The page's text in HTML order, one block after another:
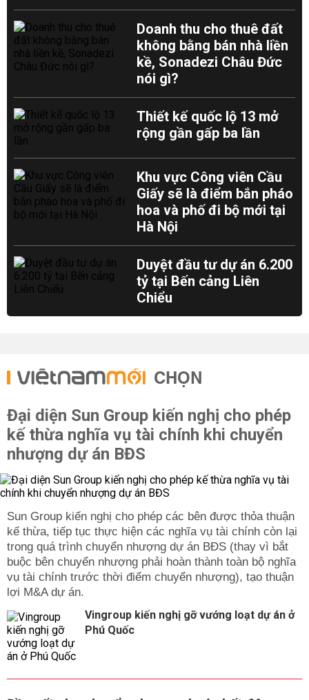
Doanh thu cho thuê đất
không bằng bán nhà liền
kề, Sonadezi Châu Đức
nói gì?
Thiết kế quốc lộ 13 mở
rộng gần gấp ba lần
Khu vực Công viên Cầu
Giấy sẽ là điểm bắn pháo
hoa và phố đi bộ mới tại
Hà Nội
Duyệt đầu tư dự án 6.200
tỷ tại Bến cảng Liên
Chiểu
CHỌN
Đại diện Sun Group kiến nghị cho phép
kế thừa nghĩa vụ tài chính khi chuyển
nhượng dự án BĐS
Sun Group kiến nghị cho phép các bên được thỏa thuận
kế thừa, tiếp tục thực hiện các nghĩa vụ tài chính còn lại
trong quá trình chuyển nhượng dự án BĐS (thay vì bắt
buộc bên chuyển nhượng phải hoàn thành toàn bộ nghĩa
vụ tài chính trước thời điểm chuyển nhượng), tạo thuận
lợi M&A dự án.
Vingroup kiến nghị gỡ vướng loạt dự án ở
Phú Quốc